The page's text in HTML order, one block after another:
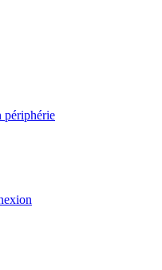
périphérie